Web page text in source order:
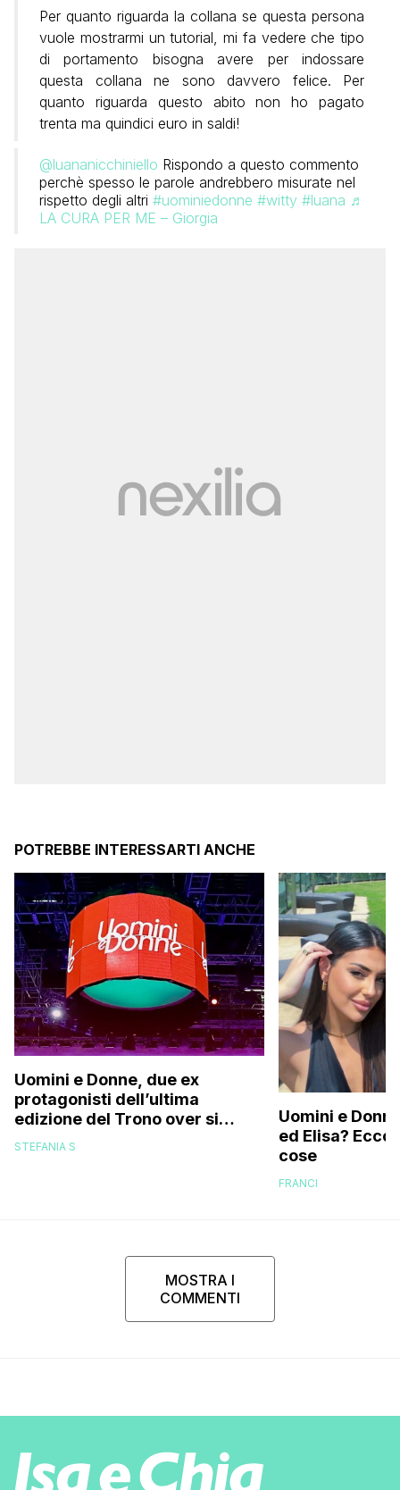
Per quanto riguarda la collana se questa persona
vuole mostrarmi un tutorial, mi fa vedere che tipo
di portamento bisogna avere per indossare
questa collana ne sono davvero felice. Per
quanto riguarda questo abito non ho pagato
trenta ma quindici euro in saldi!
@luananicchiniello Rispondo a questo commento
perchè spesso le parole andrebbero misurate nel
rispetto degli altri #uominiedonne #witty #luana ♬
LA CURA PER ME – Giorgia
POTREBBE INTERESSARTI ANCHE
Uomini e Donne, due ex
protagonisti dell’ultima
edizione del Trono over si
stanno frequentando fuori dal
STEFANIA S
Uomini e
ed Elisa? Ecco
cose
FRANCI
MOSTRA I
COMMENTI